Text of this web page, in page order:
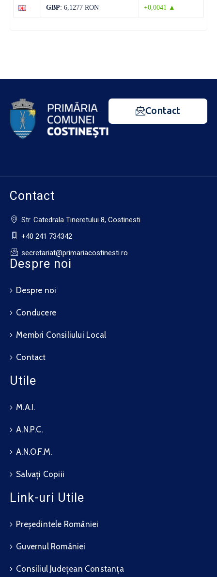
GBP: 6,1277 RON +0,0041 ▲
Contact
Contact
Str. Catedrala Tineretului 8, Costinesti
+40 241 734342
secretariat@primariacostinesti.ro​
Despre noi
Despre noi
Conducere
Membri Consiliului Local
Contact
Utile
M.A.I.
A.N.P.C.
A.N.O.F.M.
Salvați Copiii
Link-uri Utile
Președintele României
Guvernul României
Consiliul Județean Constanța